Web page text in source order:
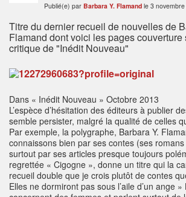
Publié(e) par Barbara Y. Flamand le 3
Titre du dernier recueil de nouvelles de
Flamand dont voici les pages
critique de "Inédit Nouveau"
Dans « Inédit Nouveau » Octobre 2013
L’espèce d’hésitation des éditeurs à publier
semble persister, malgré la qualité de celles
Par exemple, la polygraphe, Barbara Y.
connaissons bien par ses contes (ses
surtout par ses articles presque toujours
regrettée « Cigogne », donne un titre qui la
recueil double que je crois plutôt de contes
Elles ne dormiront pas sous l’aile d’un ange